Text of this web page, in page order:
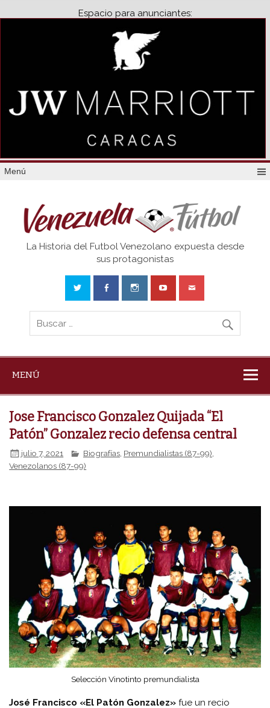
Espacio para anunciantes:
Menú
Venezuela
La Historia del Futbol Venezolano expuesta desde
sus protagonistas
MENÚ
Jose Francisco Gonzalez Quijada “El
Patón” Gonzalez recio defensa central
julio 7, 2021 Biografías Premundialistas (87-99)
Venezolanos (87-99)
Selección Vinotinto premundialista
José Francisco «El Patón Gonzalez» fue un recio